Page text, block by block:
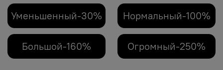
Уменьшенный-30% Нормальный-100%
Большой-160% Огромный-250%